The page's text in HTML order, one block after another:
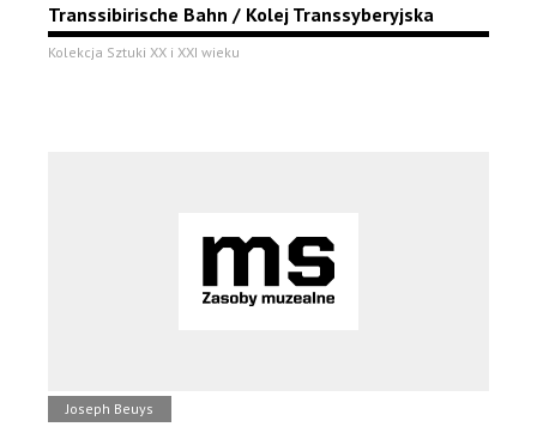
Transsibirische Bahn / Kolej Transsyberyjska
Kolekcja Sztuki XX i XXI wieku
Joseph Beuys